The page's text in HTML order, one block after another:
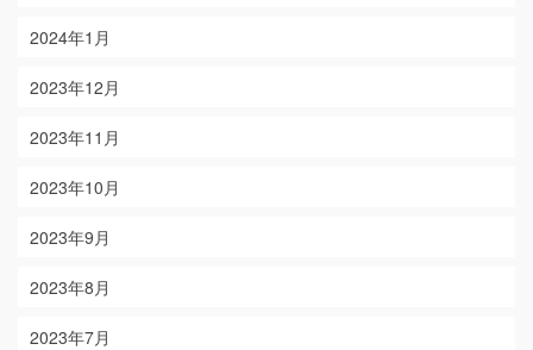
2024年1月
2023年12月
2023年11月
2023年10月
2023年9月
2023年8月
2023年7月